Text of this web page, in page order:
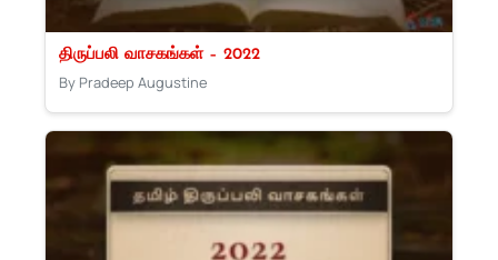
திருப்பலி வாசகங்கள் – 2022
By Pradeep Augustine